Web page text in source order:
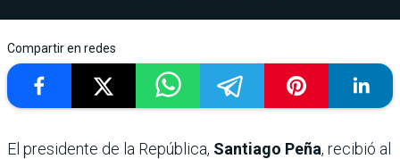
Compartir en redes
El presidente de la República, Santiago Peña, recibió al